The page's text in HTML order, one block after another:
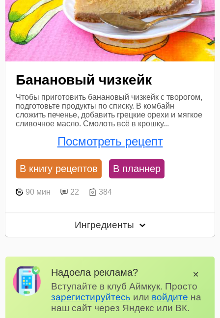
Банановый чизкейк
Чтобы приготовить банановый чизкейк с творогом,
подготовьте продукты по списку. В комбайн
сложить печенье, добавить грецкие орехи и мягкое
сливочное масло. Смолоть всё в крошку...
Посмотреть рецепт
В книгу рецептов В планнер
90 мин 22 384
Ингредиенты
Надоела реклама?
Вступайте в клуб Аймкук. Просто
зарегистируйтесь или войдите на
наш сайт через Яндекс или ВК.
✕